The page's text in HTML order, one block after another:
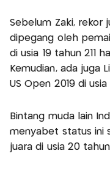
Sebelum Zaki, rekor
dipegang oleh
di usia 19 tahun 211
Kemudian, ada juga
US Open 2019 di
Bintang muda lain
menyabet status ini
juara di usia 20